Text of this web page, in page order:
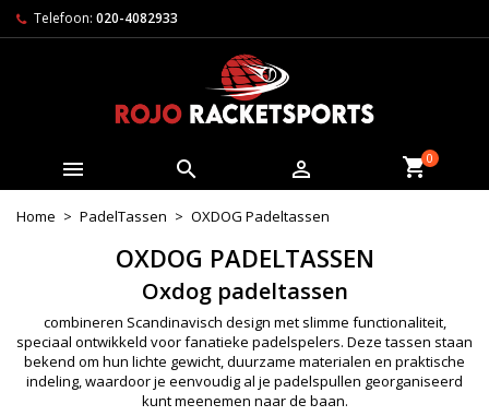
Telefoon: 020-4082933
   0
Home PadelTassen OXDOG Padeltassen
OXDOG PADELTASSEN
Oxdog padeltassen
combineren Scandinavisch design met slimme functionaliteit,
speciaal ontwikkeld voor fanatieke padelspelers. Deze tassen staan
bekend om hun lichte gewicht, duurzame materialen en praktische
indeling, waardoor je eenvoudig al je padelspullen georganiseerd
kunt meenemen naar de baan.